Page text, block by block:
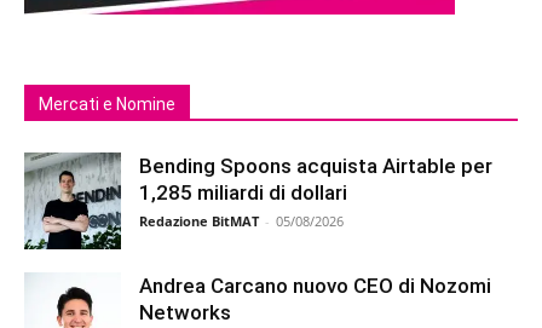
Mercati e Nomine
Bending Spoons acquista Airtable per
1,285 miliardi di dollari
Redazione BitMAT - 05/08/2026
Andrea Carcano nuovo CEO di Nozomi
Networks